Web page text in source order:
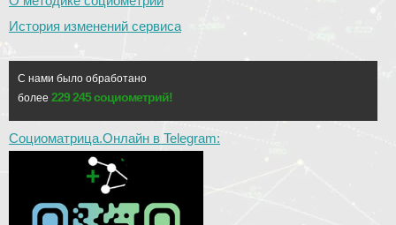
История изменений сервиса
С нами было обработано
более 229 245 социометрий!
Социоматрица.Онлайн в Telegram: